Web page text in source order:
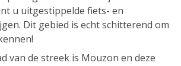
u uitgestippelde fiets- en
Dit gebied is echt schitterend om
van de streek is Mouzon en deze